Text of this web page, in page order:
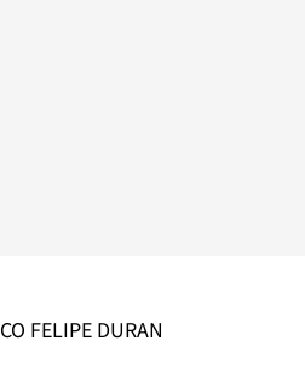
FELIPE DURAN